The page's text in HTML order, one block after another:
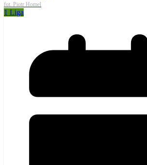
fot. Piotr Homel
1 Liga